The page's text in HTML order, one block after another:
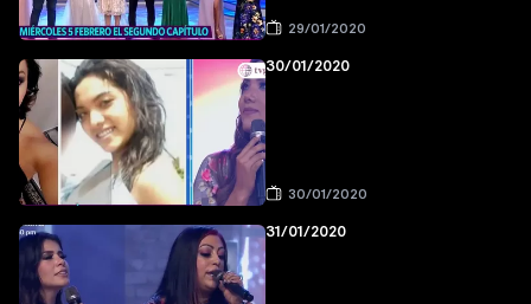
29/01/2020
30/01/2020
30/01/2020
31/01/2020